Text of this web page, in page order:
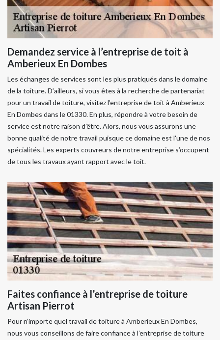
Demandez service à l’entreprise de toit à
Amberieux En Dombes
Les échanges de services sont les plus pratiqués dans le domaine
de la toiture. D’ailleurs, si vous êtes à la recherche de partenariat
pour un travail de toiture, visitez l’entreprise de toit à Amberieux
En Dombes dans le 01330. En plus, répondre à votre besoin de
service est notre raison d’être. Alors, nous vous assurons une
bonne qualité de notre travail puisque ce domaine est l'une de nos
spécialités. Les experts couvreurs de notre entreprise s’occupent
de tous les travaux ayant rapport avec le toit.
Faites confiance à l’entreprise de toiture
Artisan Pierrot
Pour n’importe quel travail de toiture à Amberieux En Dombes,
nous vous conseillons de faire confiance à l’entreprise de toiture